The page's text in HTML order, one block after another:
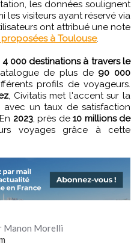
les visiteurs ayant réservé via
ont attribué une note
à Toulouse.
4 000 destinations à travers le
de plus de 90 000
profils de voyageurs.
, Civitatis met l'accent sur la
avec un taux de satisfaction
2023, près de 10 millions de
voyages grâce à cette
Manon Morelli